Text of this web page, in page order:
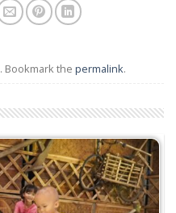
. Bookmark the permalink.